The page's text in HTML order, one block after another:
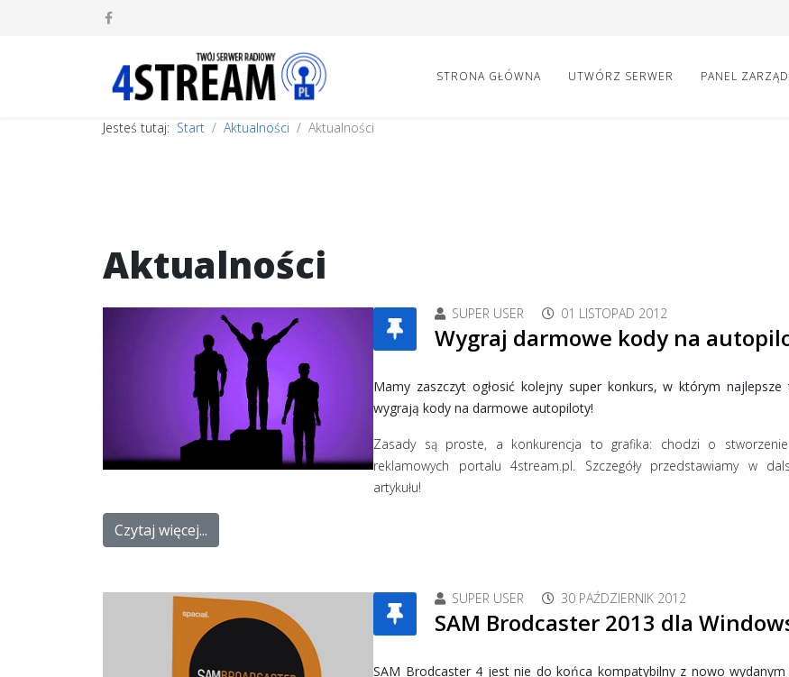
STRONA GŁÓWNA UTWÓRZ SERWER PANEL
Jesteś tutaj: Start Aktualności Aktualności
Aktualności
SUPER USER 01 LISTOPAD 2012
Wygraj darmowe kody na
Mamy zaszczyt ogłosić kolejny super konkurs, w którym
wygrają kody na darmowe autopiloty!
Zasady są proste, a konkurencja to grafika: chodzi o
reklamowych portalu 4stream.pl. Szczegóły przedstawiamy w
artykułu!
Czytaj więcej...
SUPER USER 30 PAŹDZIERNIK 2012
SAM Brodcaster 2013 dla
SAM Brodcaster 4 jest nie do końca kompatybilny z nowo wydanym